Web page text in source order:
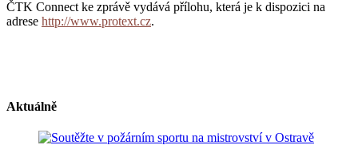
ČTK Connect ke zprávě vydává přílohu, která je k dispozici na
adrese http://www.protext.cz.
Aktuálně